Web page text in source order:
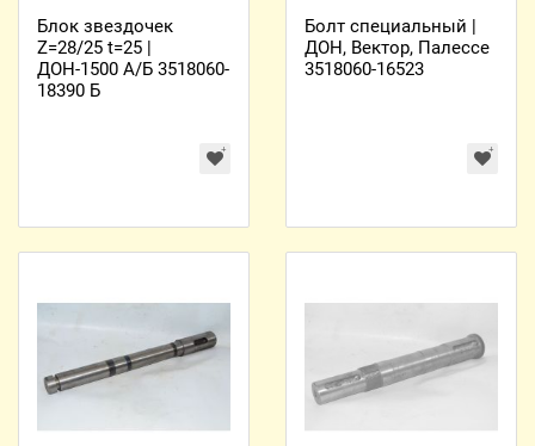
Блок звездочек
Z=28/25 t=25 |
ДОН-1500 А/Б 3518060-
18390 Б
Болт специальный |
ДОН, Вектор, Палессе
3518060-16523